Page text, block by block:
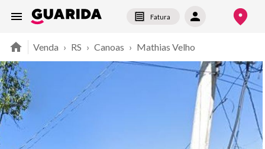
Fatura
Venda › RS › Canoas › Mathias Velho